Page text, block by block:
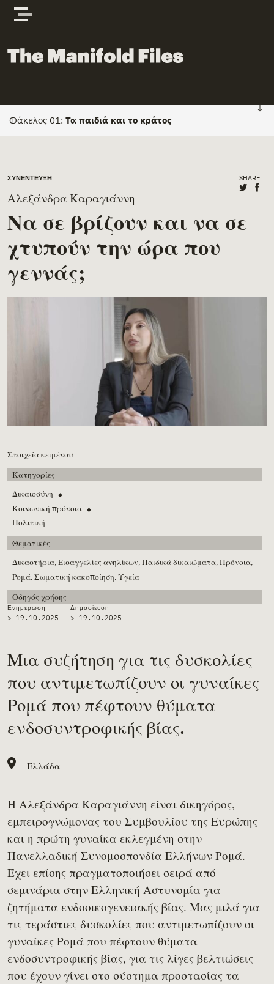
Skip to content
The Manifold Files
Φάκελος 01:Τα παιδιά και το κράτος
Κείμενα
Main Page Content
Ενημέρωση
> 19.10.2025
Δημοσίευση
> 19.10.2025
Στοιχεία κειμένου
Κατηγορίες
Δικαιοσύνη
◆
Κοινωνική πρόνοια ◆
Πολιτική
Θεματικές
Δικαστήρια,Εισαγγελίες ανηλίκων,Παιδικά δικαιώματα,Πρόνοια,
Ρομά,Σωματική κακοποίηση,Υγεία
Οδηγός χρήσης
SHARE
Share
ΣΥΝΈΝΤΕΥΞΗ
Αλεξάνδρα Καραγιάννη
Να σε βρίζουν και να σε
χτυπούν την ώρα που
γεννάς;
Μια συζήτηση για τις δυσκολίες
που αντιμετωπίζουν οι γυναίκες
Ρομά που πέφτουν θύματα
ενδοσυντροφικής βίας.
Ελλάδα
Η Αλεξάνδρα Καραγιάννη είναι δικηγόρος,
εμπειρογνώμονας του Συμβουλίου της Ευρώπης
και η πρώτη γυναίκα εκλεγμένη στην
Πανελλαδική Συνομοσπονδία Ελλήνων Ρομά.
Έχει επίσης πραγματοποιήσει σειρά από
σεμινάρια στην Ελληνική Αστυνομία για
ζητήματα ενδοοικογενειακής βίας. Μας μιλά για
τις τεράστιες δυσκολίες που αντιμετωπίζουν οι
γυναίκες Ρομά που πέφτουν θύματα
ενδοσυντροφικής βίας, για τις λίγες βελτιώσεις
που έχουν γίνει στο σύστημα προστασίας τα